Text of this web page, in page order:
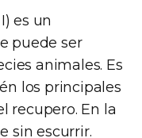
es un
puede ser
animales. Es
los principales
recupero. En la
sin escurrir.